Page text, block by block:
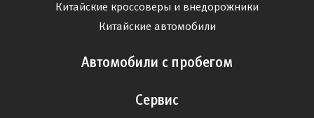
Китайские кроссоверы и внедорожники
Китайские автомобили
Автомобили с пробегом
Сервис